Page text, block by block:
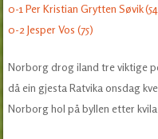
0-1 Per Kristian Grytten Søvik
0-2 Jesper Vos (75)
Norborg drog iland tre viktige
då ein gjesta Ratvika onsdag
Norborg hol på byllen etter kvila